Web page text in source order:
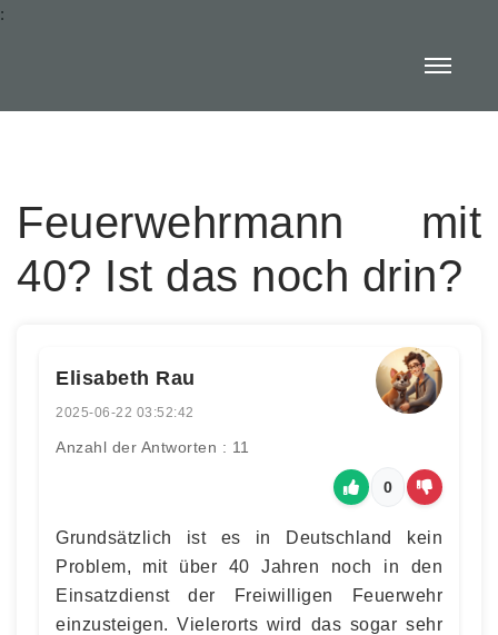
:
Feuerwehrmann mit
40? Ist das noch drin?
Elisabeth Rau
2025-06-22 03:52:42
Anzahl der Antworten : 11
0
Grundsätzlich ist es in Deutschland kein
Problem, mit über 40 Jahren noch in den
Einsatzdienst der Freiwilligen Feuerwehr
einzusteigen. Vielerorts wird das sogar sehr